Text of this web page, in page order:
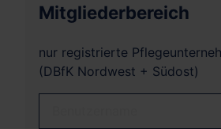
Mitgliederbereich
nur registrierte
(DBfK Nordwest + Südost)